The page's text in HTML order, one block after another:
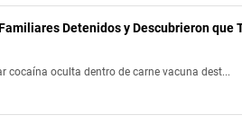
Detenidos y Descubrieron que
cocaína oculta dentro de carne vacuna dest...